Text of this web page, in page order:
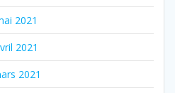
2021
2021
2021